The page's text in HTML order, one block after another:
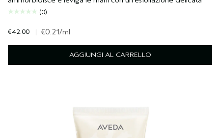
(0)
€42.00 | €0.21/ml
AGGIUNGI AL CARRELLO